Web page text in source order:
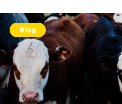
Blog